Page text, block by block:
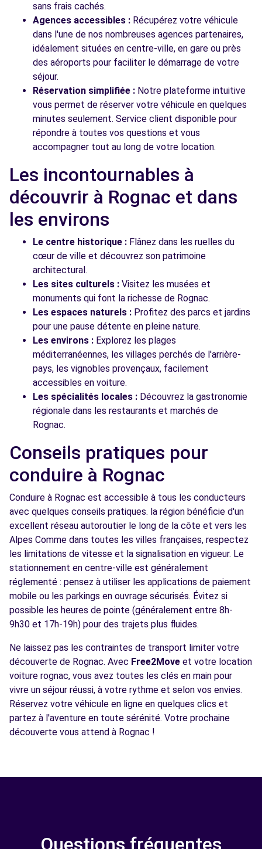
sans frais cachés.
Agences accessibles : Récupérez votre véhicule
dans l'une de nos nombreuses agences partenaires,
idéalement situées en centre-ville, en gare ou près
des aéroports pour faciliter le démarrage de votre
séjour.
Réservation simplifiée : Notre plateforme intuitive
vous permet de réserver votre véhicule en quelques
minutes seulement. Service client disponible pour
répondre à toutes vos questions et vous
accompagner tout au long de votre location.
Les incontournables à
découvrir à Rognac et dans
les environs
Le centre historique : Flânez dans les ruelles du
cœur de ville et découvrez son patrimoine
architectural.
Les sites culturels : Visitez les musées et
monuments qui font la richesse de Rognac.
Les espaces naturels : Profitez des parcs et jardins
pour une pause détente en pleine nature.
Les environs : Explorez les plages
méditerranéennes, les villages perchés de l'arrière-
pays, les vignobles provençaux, facilement
accessibles en voiture.
Les spécialités locales : Découvrez la gastronomie
régionale dans les restaurants et marchés de
Rognac.
Conseils pratiques pour
conduire à Rognac
Conduire à Rognac est accessible à tous les conducteurs
avec quelques conseils pratiques. la région bénéficie d'un
excellent réseau autoroutier le long de la côte et vers les
Alpes Comme dans toutes les villes françaises, respectez
les limitations de vitesse et la signalisation en vigueur. Le
stationnement en centre-ville est généralement
réglementé : pensez à utiliser les applications de paiement
mobile ou les parkings en ouvrage sécurisés. Évitez si
possible les heures de pointe (généralement entre 8h-
9h30 et 17h-19h) pour des trajets plus fluides.
Ne laissez pas les contraintes de transport limiter votre
découverte de Rognac. Avec Free2Move et votre location
voiture rognac, vous avez toutes les clés en main pour
vivre un séjour réussi, à votre rythme et selon vos envies.
Réservez votre véhicule en ligne en quelques clics et
partez à l'aventure en toute sérénité. Votre prochaine
découverte vous attend à Rognac !
Questions fréquentes